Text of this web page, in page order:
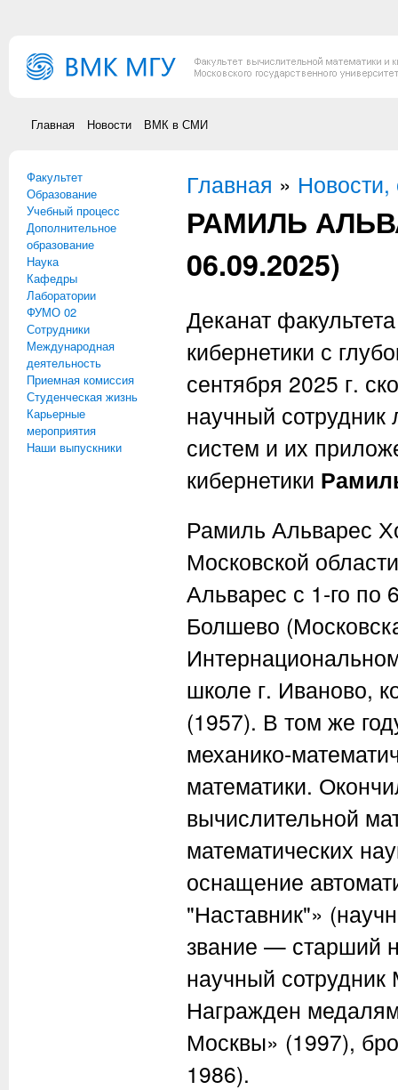
Главная Новости ВМК в СМИ
Факультет
Образование
Учебный процесс
Дополнительное
образование
Наука
Кафедры
Лаборатории
ФУМО 02
Сотрудники
Международная
деятельность
Приемная комиссия
Студенческая жизнь
Карьерные
мероприятия
Наши выпускники
Вы здесь
Главная »
РАМИЛЬ
06.09.2025)
Деканат
кибернетики с
сентября 2025 г.
научный
систем и их
кибернетики
Рамиль Альварес
Московской
Альварес с 1-го по
Болшево
школе г. Иваново,
(1957). В том же
механико-
математики.
вычислительной
математических
оснащение
"Наставник"»
звание — старший
научный сотрудник
Награжден
Москвы» (1997),
1986).